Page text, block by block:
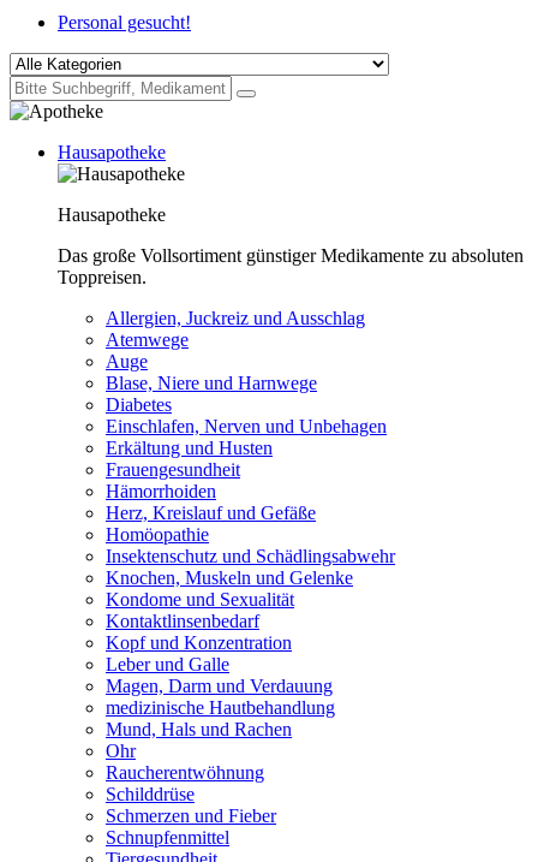
Personal gesucht!
Hausapotheke
Hausapotheke
Das große Vollsortiment günstiger Medikamente zu absoluten
Toppreisen.
Allergien, Juckreiz und Ausschlag
Atemwege
Auge
Blase, Niere und Harnwege
Diabetes
Einschlafen, Nerven und Unbehagen
Erkältung und Husten
Frauengesundheit
Hämorrhoiden
Herz, Kreislauf und Gefäße
Homöopathie
Insektenschutz und Schädlingsabwehr
Knochen, Muskeln und Gelenke
Kondome und Sexualität
Kontaktlinsenbedarf
Kopf und Konzentration
Leber und Galle
Magen, Darm und Verdauung
medizinische Hautbehandlung
Mund, Hals und Rachen
Ohr
Raucherentwöhnung
Schilddrüse
Schmerzen und Fieber
Schnupfenmittel